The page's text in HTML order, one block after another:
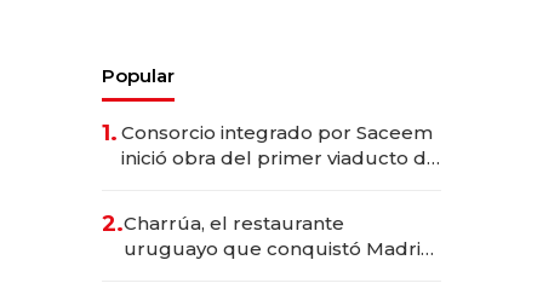
Popular
1. Consorcio integrado por Saceem
inició obra del primer viaducto de
millones
2.Charrúa, el restaurante
uruguayo que conquistó Madrid: